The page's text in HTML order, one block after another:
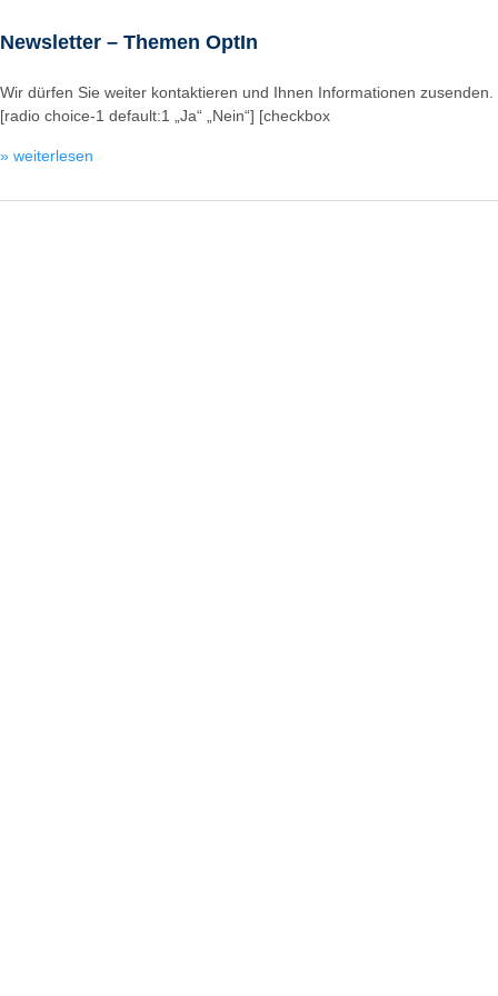
Newsletter – Themen OptIn
Wir dürfen Sie weiter kontaktieren und Ihnen Informationen zusenden.
[radio choice-1 default:1 „Ja“ „Nein“] [checkbox
» weiterlesen